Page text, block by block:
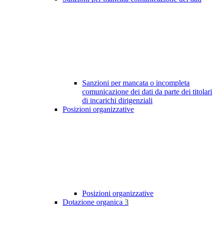
Sanzioni per mancata o incompleta
comunicazione dei dati da parte dei titolari
di incarichi dirigenziali
Posizioni organizzative
Posizioni organizzative
Dotazione organica 3